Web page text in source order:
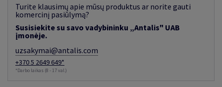
Turite klausimų apie mūsų produktus ar norite gauti
komercinį pasiūlymą?
Susisiekite su savo vadybininku „Antalis" UAB
įmonėje.
uzsakymai@antalis.com
+370 5 2649 649*
*Darbo laikas (8 - 17 val.)